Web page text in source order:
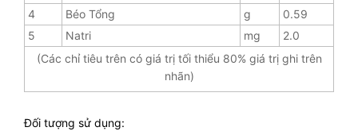
4
Béo Tổng g
0.59
5
Natri mg
2.0
(Các chỉ tiêu trên có giá trị tối thiểu 80% giá trị ghi trên
nhãn)
Đối tượng sử dụng: